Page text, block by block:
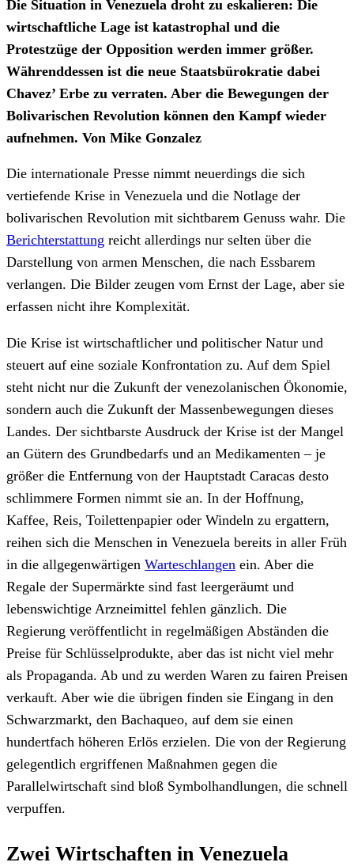
Die Situation in Venezuela droht zu eskalieren: Die
wirtschaftliche Lage ist katastrophal und die
Protestzüge der Opposition werden immer größer.
Währenddessen ist die neue Staatsbürokratie dabei
Chavez’ Erbe zu verraten. Aber die Bewegungen der
Bolivarischen Revolution können den Kampf wieder
aufnehmen. Von Mike Gonzalez
Die internationale Presse nimmt neuerdings die sich
vertiefende Krise in Venezuela und die Notlage der
bolivarischen Revolution mit sichtbarem Genuss wahr. Die
Berichterstattung reicht allerdings nur selten über die
Darstellung von armen Menschen, die nach Essbarem
verlangen. Die Bilder zeugen vom Ernst der Lage, aber sie
erfassen nicht ihre Komplexität.
Die Krise ist wirtschaftlicher und politischer Natur und
steuert auf eine soziale Konfrontation zu. Auf dem Spiel
steht nicht nur die Zukunft der venezolanischen Ökonomie,
sondern auch die Zukunft der Massenbewegungen dieses
Landes. Der sichtbarste Ausdruck der Krise ist der Mangel
an Gütern des Grundbedarfs und an Medikamenten – je
größer die Entfernung von der Hauptstadt Caracas desto
schlimmere Formen nimmt sie an. In der Hoffnung,
Kaffee, Reis, Toilettenpapier oder Windeln zu ergattern,
reihen sich die Menschen in Venezuela bereits in aller Früh
in die allgegenwärtigen Warteschlangen ein. Aber die
Regale der Supermärkte sind fast leergeräumt und
lebenswichtige Arzneimittel fehlen gänzlich. Die
Regierung veröffentlicht in regelmäßigen Abständen die
Preise für Schlüsselprodukte, aber das ist nicht viel mehr
als Propaganda. Ab und zu werden Waren zu fairen Preisen
verkauft. Aber wie die übrigen finden sie Eingang in den
Schwarzmarkt, den Bachaqueo, auf dem sie einen
hundertfach höheren Erlös erzielen. Die von der Regierung
gelegentlich ergriffenen Maßnahmen gegen die
Parallelwirtschaft sind bloß Symbolhandlungen, die schnell
verpuffen.
Zwei Wirtschaften in Venezuela